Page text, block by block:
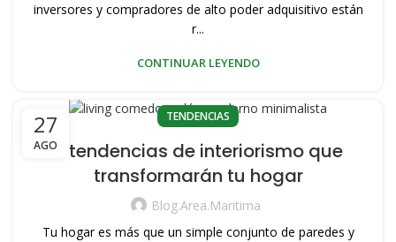
inversores y compradores de alto poder adquisitivo están
r...
CONTINUAR LEYENDO
27
AGO
TENDENCIAS
5 tendencias de interiorismo que
transformarán tu hogar
Blog.area.maritima
Tu hogar es más que un simple conjunto de paredes y